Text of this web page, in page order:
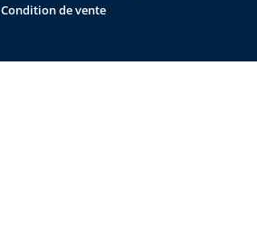
Condition de vente